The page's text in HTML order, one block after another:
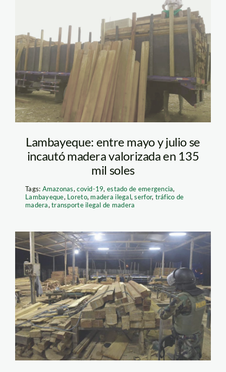
madera-ilegal—serfor
Lambayeque: entre mayo y julio se
incautó madera valorizada en 135
mil soles
Tags: Amazonas,covid-19,estado de emergencia,
Lambayeque, Loreto, madera ilegal,serfor, tráfico de
madera,transporte ilegal de madera
madera ilegal-miniter